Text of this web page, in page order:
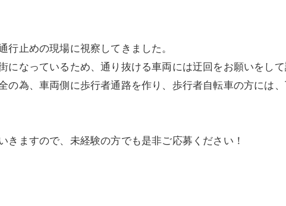
止めの現場に視察してきました。
なっているため、通り抜ける車両には迂回をお願いをして
の為、車両側に歩行者通路を作り、歩行者自転車の方には
ますので、未経験の方でも是非ご応募ください！